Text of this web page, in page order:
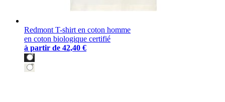
Redmont T-shirt en coton homme
en coton biologique certifié
à partir de 42,40 €